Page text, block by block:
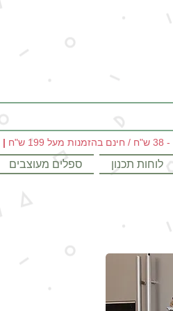
- 38 ש"ח / חינם בהזמנות מעל 199 ש"ח |
לוחות תכנון ספלים מעוצבים